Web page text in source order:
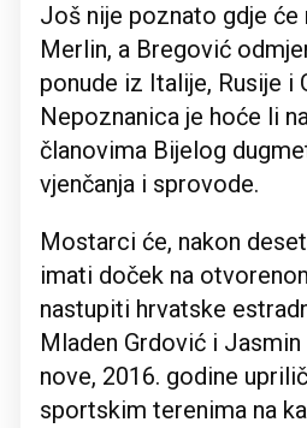
Još nije poznato gdje će
Merlin, a Bregović
ponude iz Italije, Rusije i
Nepoznanica je hoće li
članovima Bijelog
vjenčanja i sprovode.
Mostarci će, nakon
imati doček na
nastupiti hrvatske
Mladen Grdović i
nove, 2016. godine
sportskim terenima na